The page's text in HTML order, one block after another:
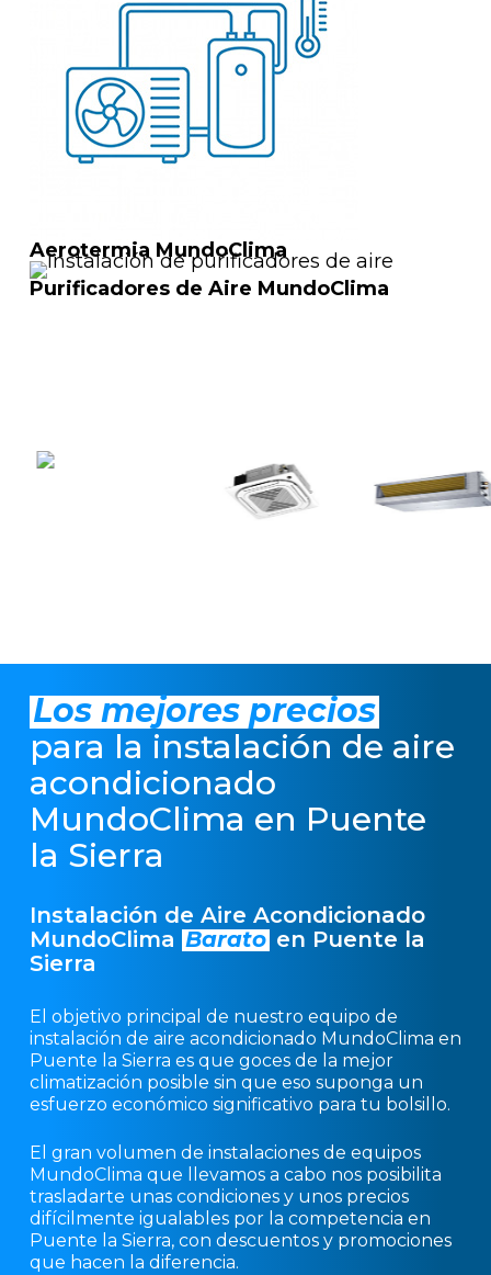
Aerotermia MundoClima
Purificadores de Aire MundoClima
Los mejores precios
para la instalación de aire
acondicionado
MundoClima en Puente
la Sierra
Instalación de Aire Acondicionado
MundoClima Barato en Puente la
Sierra
El objetivo principal de nuestro equipo de
instalación de aire acondicionado MundoClima en
Puente la Sierra es que goces de la mejor
climatización posible sin que eso suponga un
esfuerzo económico significativo para tu bolsillo.
El gran volumen de instalaciones de equipos
MundoClima que llevamos a cabo nos posibilita
trasladarte unas condiciones y unos precios
difícilmente igualables por la competencia en
Puente la Sierra, con descuentos y promociones
que hacen la diferencia.